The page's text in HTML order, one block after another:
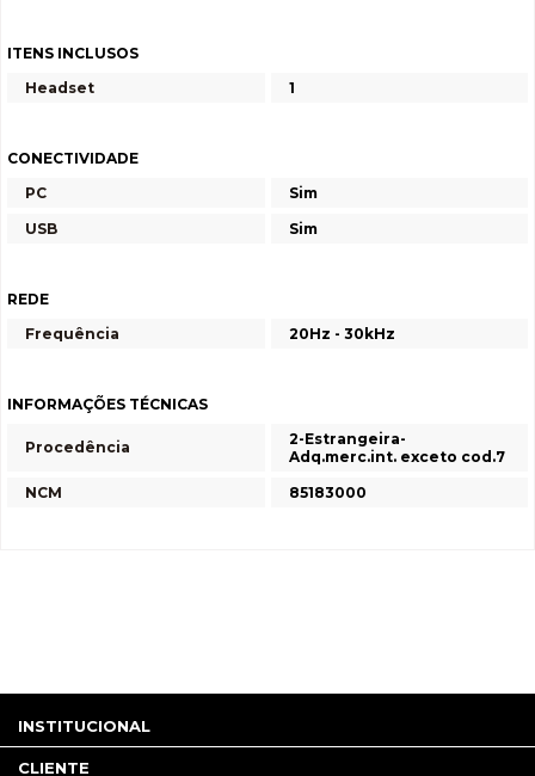
ITENS INCLUSOS
Headset
1
CONECTIVIDADE
PC
Sim
USB
Sim
REDE
Frequência
20Hz - 30kHz
INFORMAÇÕES TÉCNICAS
Procedência
2-Estrangeira-
Adq.merc.int. exceto cod.7
NCM
85183000
INSTITUCIONAL
CLIENTE